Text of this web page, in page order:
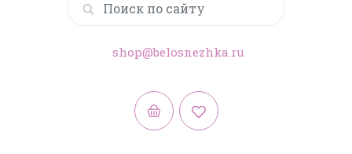
shop@belosnezhka.ru